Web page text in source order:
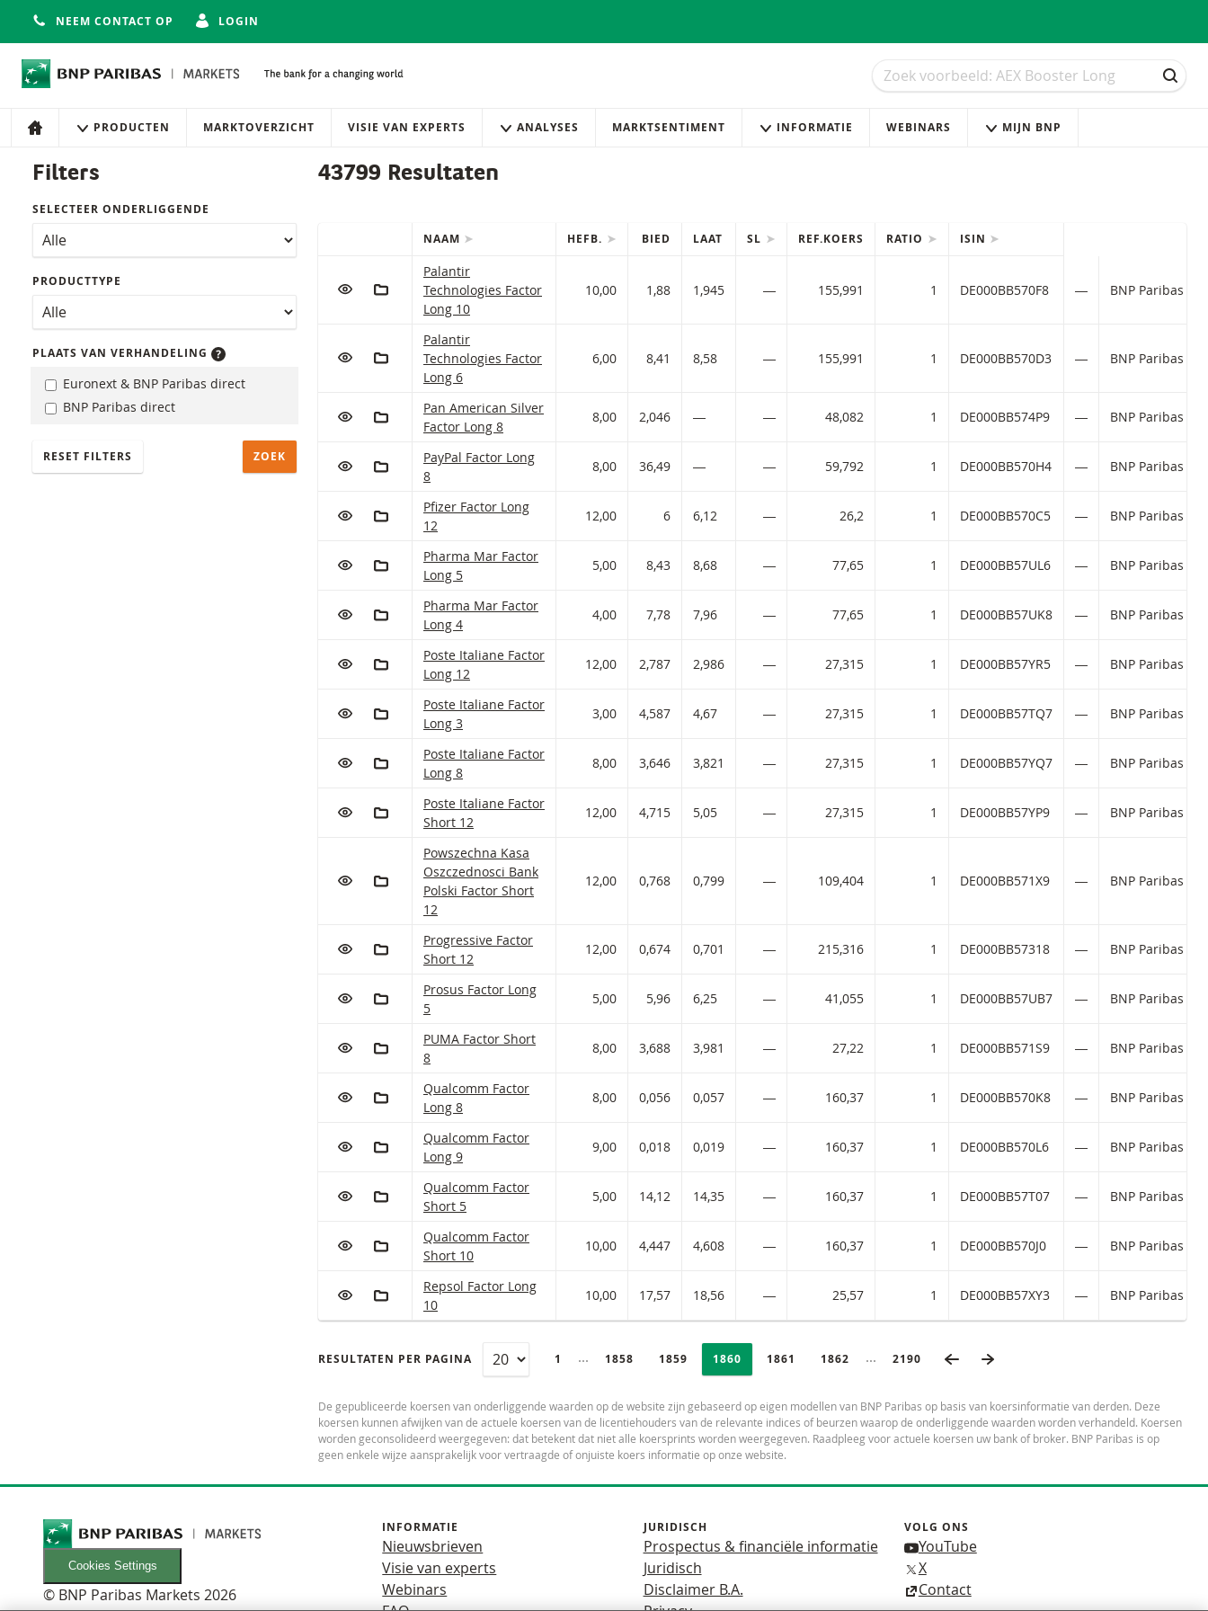
NEEM CONTACT OP LOGIN
Zoek
Zoek
ZOEK
Navigatie
Site navigatie
HOME PRODUCTEN MARKTOVERZICHT VISIE VAN EXPERTS ANALYSES MARKTSENTIMENT INFORMATIE WEBINARS MIJN BNP
Producten
Filters
SELECTEER ONDERLIGGENDE
PRODUCTTYPE
PLAATS VAN VERHANDELING
Euronext & BNP Paribas direct
BNP Paribas direct
RESET FILTERS
43799 Resultaten
Tabel met (gefilterde) producten.
NAAM HEFB. BIED LAAT SL REF.KOERS RATIO ISIN
VOEG TOE AAN WATCHLIST
AAN PORTFOLIO TOEVOEGEN
Palantir Technologies Factor met ISIN code:
Palantir
Technologies Factor
Long 10
10,00 1,88 1,945 ― 155,991 1 DE000BB570F8 ― BNP Paribas
VOEG TOE AAN WATCHLIST
AAN PORTFOLIO TOEVOEGEN
Palantir Technologies Factor met ISIN code:
Palantir
Technologies Factor
Long 6
6,00 8,41 8,58 ― 155,991 1 DE000BB570D3 ― BNP Paribas
VOEG TOE AAN WATCHLIST
AAN PORTFOLIO TOEVOEGEN
Pan American Silver Factor met ISIN code:
Pan American Silver
Factor Long 8
8,00 2,046 ― ― 48,082 1 DE000BB574P9 ― BNP Paribas
VOEG TOE AAN WATCHLIST
AAN PORTFOLIO TOEVOEGEN
PayPal Factor met ISIN code:
PayPal Factor Long
8
8,00 36,49 ― ― 59,792 1 DE000BB570H4 ― BNP Paribas
VOEG TOE AAN WATCHLIST
AAN PORTFOLIO TOEVOEGEN
Pfizer Factor met ISIN code:
Pfizer Factor Long
12
12,00 6 6,12 ― 26,2 1 DE000BB570C5 ― BNP Paribas
VOEG TOE AAN WATCHLIST
AAN PORTFOLIO TOEVOEGEN
Pharma Mar Factor met ISIN code:
Pharma Mar Factor
Long 5
5,00 8,43 8,68 ― 77,65 1 DE000BB57UL6 ― BNP Paribas
VOEG TOE AAN WATCHLIST
AAN PORTFOLIO TOEVOEGEN
Pharma Mar Factor met ISIN code:
Pharma Mar Factor
Long 4
4,00 7,78 7,96 ― 77,65 1 DE000BB57UK8 ― BNP Paribas
VOEG TOE AAN WATCHLIST
AAN PORTFOLIO TOEVOEGEN
Poste Italiane Factor met ISIN code:
Poste Italiane Factor
Long 12
12,00 2,787 2,986 ― 27,315 1 DE000BB57YR5 ― BNP Paribas
VOEG TOE AAN WATCHLIST
AAN PORTFOLIO TOEVOEGEN
Poste Italiane Factor met ISIN code:
Poste Italiane Factor
Long 3
3,00 4,587 4,67 ― 27,315 1 DE000BB57TQ7 ― BNP Paribas
VOEG TOE AAN WATCHLIST
AAN PORTFOLIO TOEVOEGEN
Poste Italiane Factor met ISIN code:
Poste Italiane Factor
Long 8
8,00 3,646 3,821 ― 27,315 1 DE000BB57YQ7 ― BNP Paribas
VOEG TOE AAN WATCHLIST
AAN PORTFOLIO TOEVOEGEN
Poste Italiane Factor met ISIN code:
Poste Italiane Factor
Short 12
12,00 4,715 5,05 ― 27,315 1 DE000BB57YP9 ― BNP Paribas
VOEG TOE AAN WATCHLIST
AAN PORTFOLIO TOEVOEGEN
Powszechna Kasa Oszczednosci Bank Polski Factor met ISIN code:
Powszechna Kasa
Oszczednosci Bank
Polski Factor Short
12
12,00 0,768 0,799 ― 109,404 1 DE000BB571X9 ― BNP Paribas
VOEG TOE AAN WATCHLIST
AAN PORTFOLIO TOEVOEGEN
Progressive Factor met ISIN code:
Progressive Factor
Short 12
12,00 0,674 0,701 ― 215,316 1 DE000BB57318 ― BNP Paribas
VOEG TOE AAN WATCHLIST
AAN PORTFOLIO TOEVOEGEN
Prosus Factor met ISIN code:
Prosus Factor Long
5
5,00 5,96 6,25 ― 41,055 1 DE000BB57UB7 ― BNP Paribas
VOEG TOE AAN WATCHLIST
AAN PORTFOLIO TOEVOEGEN
PUMA Factor met ISIN code:
PUMA Factor Short
8
8,00 3,688 3,981 ― 27,22 1 DE000BB571S9 ― BNP Paribas
VOEG TOE AAN WATCHLIST
AAN PORTFOLIO TOEVOEGEN
Qualcomm Factor met ISIN code:
Qualcomm Factor
Long 8
8,00 0,056 0,057 ― 160,37 1 DE000BB570K8 ― BNP Paribas
VOEG TOE AAN WATCHLIST
AAN PORTFOLIO TOEVOEGEN
Qualcomm Factor met ISIN code:
Qualcomm Factor
Long 9
9,00 0,018 0,019 ― 160,37 1 DE000BB570L6 ― BNP Paribas
VOEG TOE AAN WATCHLIST
AAN PORTFOLIO TOEVOEGEN
Qualcomm Factor met ISIN code:
Qualcomm Factor
Short 5
5,00 14,12 14,35 ― 160,37 1 DE000BB57T07 ― BNP Paribas
VOEG TOE AAN WATCHLIST
AAN PORTFOLIO TOEVOEGEN
Qualcomm Factor met ISIN code:
Qualcomm Factor
Short 10
10,00 4,447 4,608 ― 160,37 1 DE000BB570J0 ― BNP Paribas
VOEG TOE AAN WATCHLIST
AAN PORTFOLIO TOEVOEGEN
Repsol Factor met ISIN code:
Repsol Factor Long
10
10,00 17,57 18,56 ― 25,57 1 DE000BB57XY3 ― BNP Paribas
RESULTATEN PER PAGINA PAGE
1 Ingeklapte pagina’s
PAGINA
1858 PAGINA
1859 Selected:
PAGINA
1860 PAGINA
1861 PAGINA
1862 Ingeklapte pagina’s
LAATSTE PAGINA
2190 VORIGE PAGINA
De gepubliceerde koersen van onderliggende waarden op de website zijn gebaseerd op eigen modellen van BNP Paribas op basis van koersinformatie van derden. Deze
koersen kunnen afwijken van de actuele koersen van de licentiehouders van de relevante indices of beurzen waarop de onderliggende waarden worden verhandeld. Koersen
worden geconsolideerd weergegeven: dat betekent dat niet alle koersprints worden weergegeven. Raadpleeg voor actuele koersen uw bank of broker. BNP Paribas is op
geen enkele wijze aansprakelijk voor vertraagde of onjuiste koers informatie op onze website.
Cookies Settings
© BNP Paribas Markets 2026
INFORMATIE
Nieuwsbrieven
Visie van experts
Webinars
JURIDISCH
Prospectus & financiële informatie
Juridisch
Disclaimer B.A.
VOLG ONS
YouTube
X
Contact